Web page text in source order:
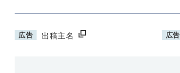
広告 出稿主名 広告